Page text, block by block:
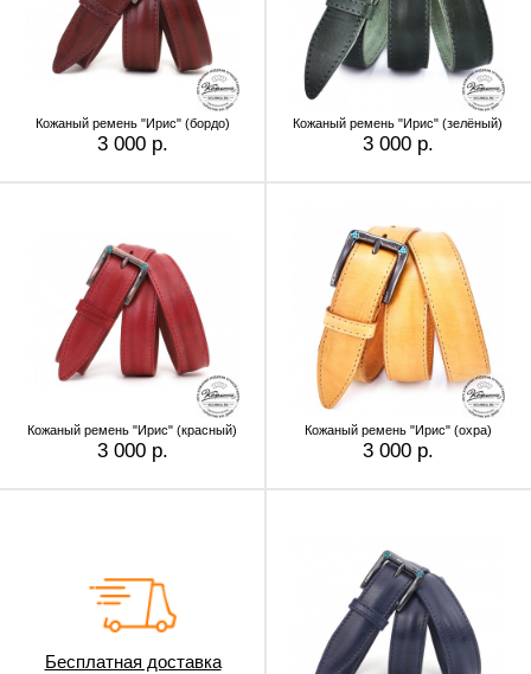
Кожаный ремень "Ирис" (бордо)
3 000 р.
Кожаный ремень "Ирис" (зелёный)
3 000 р.
Кожаный ремень "Ирис" (красный)
3 000 р.
Кожаный ремень "Ирис" (охра)
3 000 р.
Бесплатная доставка